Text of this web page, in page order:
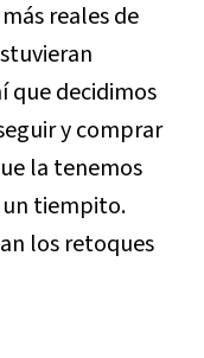
reales de
que decidimos
y comprar
la tenemos
un tiempito.
los retoques